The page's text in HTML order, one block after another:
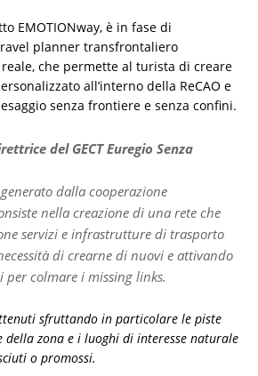
EMOTIONway, è in fase di
planner transfrontaliero
che permette al turista di creare
all’interno della ReCAO e
senza frontiere e senza confini.
del GECT Euregio Senza
dalla cooperazione
nella creazione di una rete che
servizi e infrastrutture di trasporto
di crearne di nuovi e attivando
colmare i missing links.
sfruttando in particolare le piste
zona e i luoghi di interesse naturale
o promossi.